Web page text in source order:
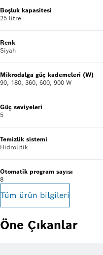
Boşluk kapasitesi
25 litre
Renk
Siyah
Mikrodalga güç kademeleri (W)
90, 180, 360, 600, 900 W
Güç seviyeleri
5
Temizlik sistemi
Hidrolitik
Otomatik program sayısı
8
Tüm ürün bilgileri
Öne Çıkanlar